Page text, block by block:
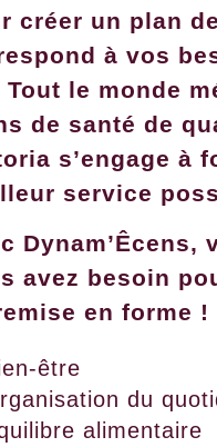
créer un plan
à vos
Tout le monde
de santé de
s’engage à
service
avez besoin
en forme !
être
du
alimentaire